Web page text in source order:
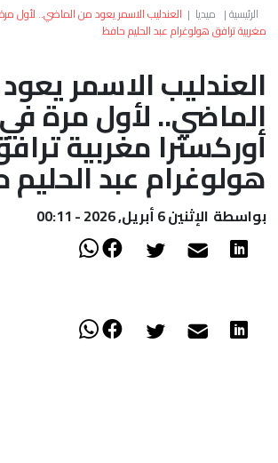
العالم
الصحراء
الرئيسية| ميديا | العندليب الاسمر يعود من الماضي.. لأول
مغربية ترافق هولوغرام عبد الحليم حافظ
العندليب الاسمر
الماضي.. لأول مرة في
أوركسترا مغربية
هولوغرام عبد
بواسطة الإثنين 6 أبريل, 2026 - 00:11